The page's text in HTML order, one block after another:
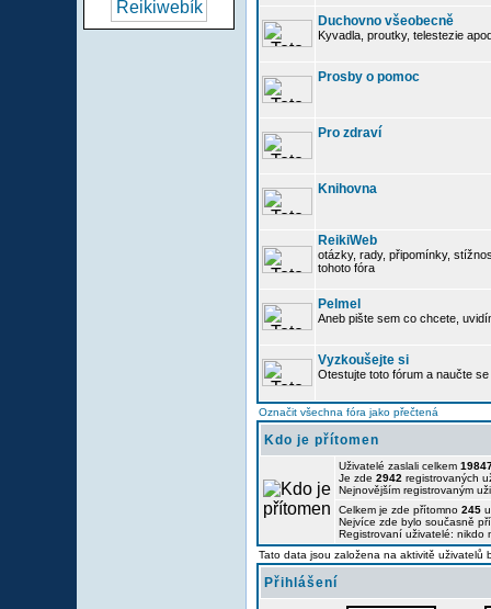
Duchovno všeobecně
Kyvadla, proutky, telestezie
Prosby o pomoc
Pro zdraví
Knihovna
ReikiWeb
otázky, rady, připomínky,
tohoto fóra
Pelmel
Aneb pište sem co chcete,
Vyzkoušejte si
Otestujte toto fórum a naučte
Označit všechna fóra jako přečtená
Kdo je přítomen
Uživatelé zaslali celkem
Je zde 2942 registrovaných
Nejnovějším registrovaným
Celkem je zde přítomno 245
Nejvíce zde bylo současně
Registrovaní uživatelé: nikdo
Tato data jsou založena na aktivitě uživatelů
Přihlášení